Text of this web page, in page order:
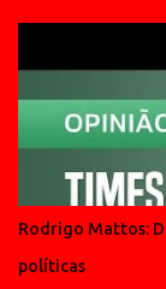
Rodrigo Mattos:
políticas